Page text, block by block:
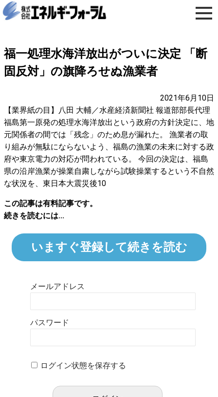
福一処理水海洋放出がついに決定 「断
固反対」の旗降ろせぬ漁業者
2021年6月10日
【業界紙の目】八田 大輔／水産経済新聞社 報道部部長代理
福島第一原発の処理水海洋放出という政府の方針決定に、地
元関係者の間では「残念」のため息が漏れた。 漁業者の取
り組みが無駄にならないよう、福島の漁業の未来に対する政
府や東京電力の対応が問われている。 今回の決定は、福島
県の沿岸漁業が操業自粛しながら試験操業するという不自然
な状況を、東日本大震災後10
この記事は有料記事です。
続きを読むには...
いますぐ登録して続きを読む
メールアドレス
パスワード
ログイン状態を保存する